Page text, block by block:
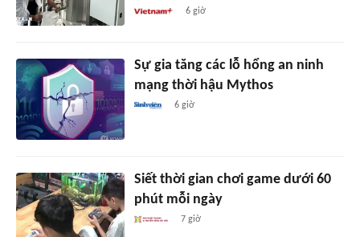
6 giờ
Sự gia tăng các lỗ hổng an ninh
mạng thời hậu Mythos
6 giờ
Siết thời gian chơi game dưới 60
phút mỗi ngày
7 giờ